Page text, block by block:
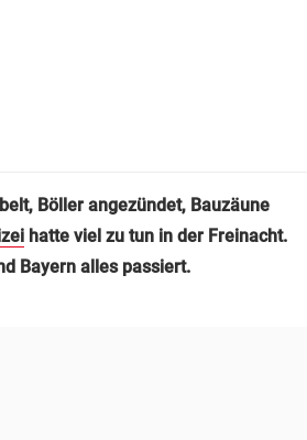
Böller angezündet, Bauzäune
hatte viel zu tun in der Freinacht.
Bayern alles passiert.